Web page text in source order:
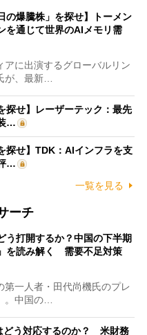
の爆騰株」を探せ】トーメン
を通じて世界のAIメモリ需
に出演するグローバルリン
が、最新…
探せ】レーザーテック：最先
…
探せ】TDK：AIインフラを支
…
一覧を見る
ーチ
う打開するか？中国の下半期
を読み解く 需要不足対策
一人者・田代尚機氏のプレ
。中国の…
どう対応するのか？ 米財務